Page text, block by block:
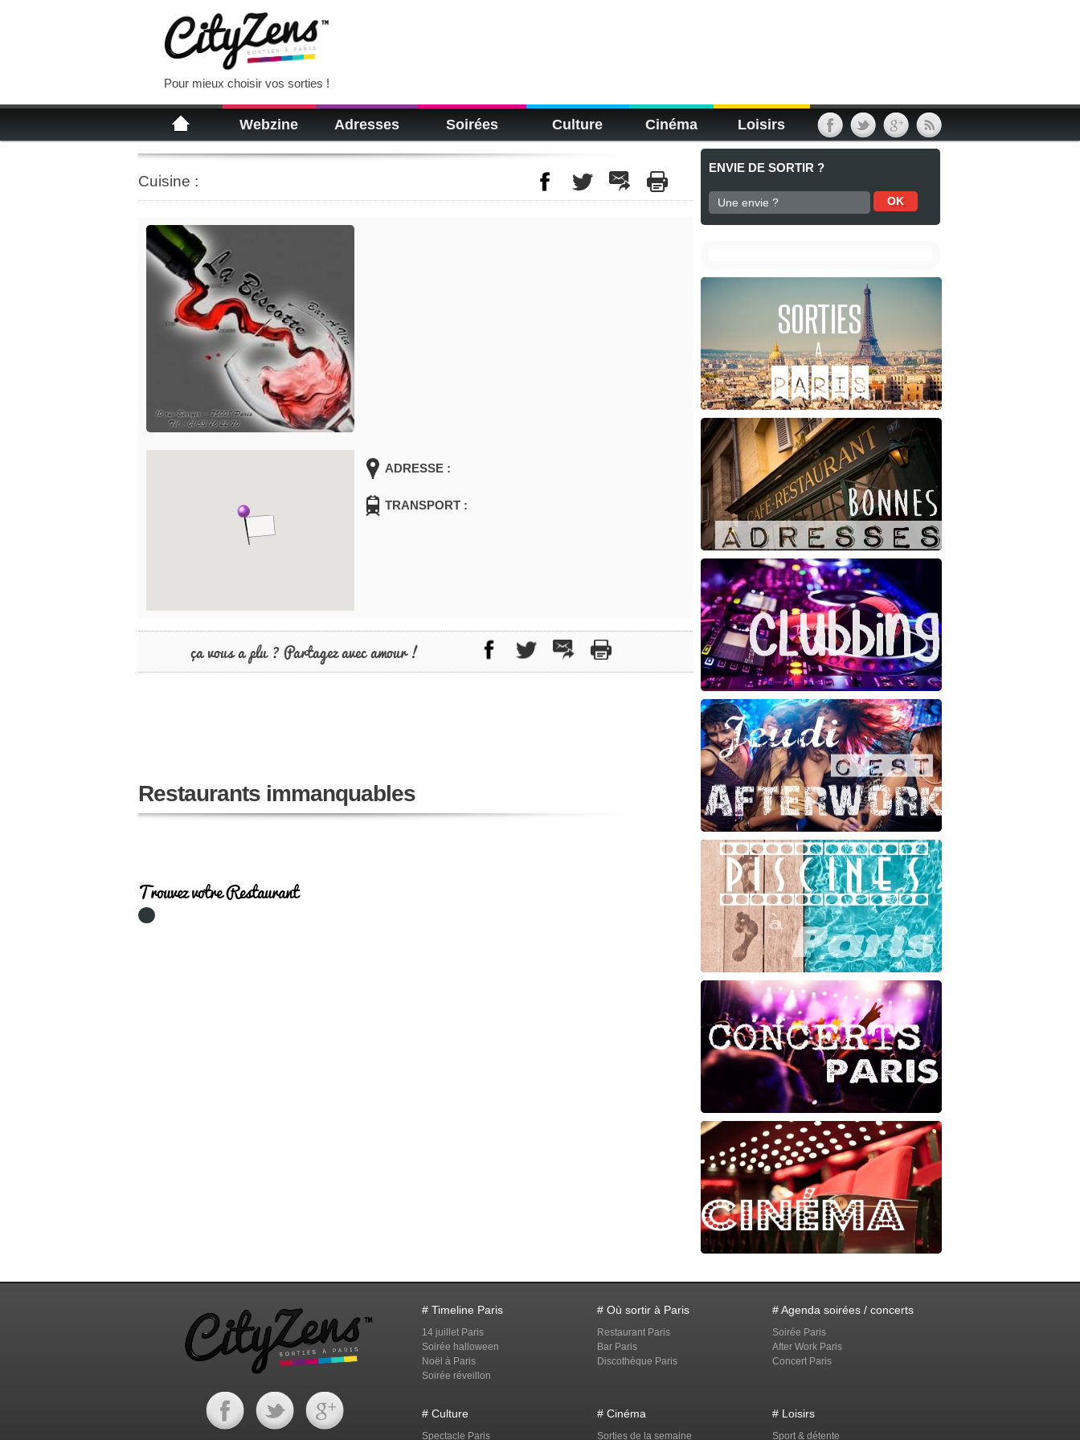
Pour mieux choisir vos sorties !
Webzine Adresses Soirées Culture Cinéma Loisirs
Cuisine :
ADRESSE :
TRANSPORT :
ça vous a plu ? Partagez avec amour !
Restaurants immanquables
Trouvez votre Restaurant
ENVIE DE SORTIR ?
# Timeline Paris
14 juillet Paris
Soirée halloween
Noël à Paris
Soirée réveillon
# Où sortir à Paris
Restaurant Paris
Bar Paris
Discothèque Paris
# Agenda soirées / concerts
Soirée Paris
After Work Paris
Concert Paris
# Culture
Spectacle Paris
# Cinéma
Sorties de la semaine
# Loisirs
Sport & détente